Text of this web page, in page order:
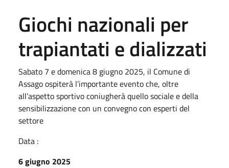
Giochi nazionali per
trapiantati e dializzati
Sabato 7 e domenica 8 giugno 2025, il Comune di
Assago ospiterà l’importante evento che, oltre
all’aspetto sportivo coniugherà quello sociale e della
sensibilizzazione con un convegno con esperti del
settore
Data :
6 giugno 2025